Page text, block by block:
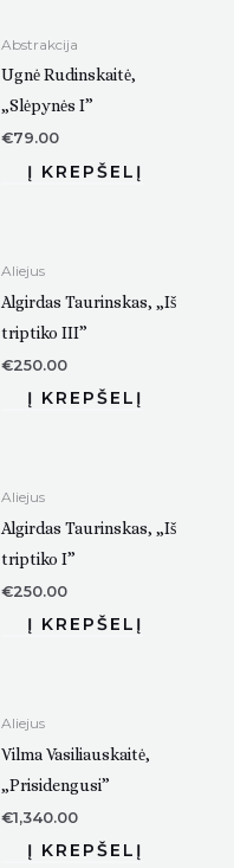
Abstrakcija
Ugnė Rudinskaitė,
„Slėpynės I”
€79.00
Aliejus
Algirdas Taurinskas, „Iš
triptiko III”
€250.00
Aliejus
Algirdas Taurinskas, „Iš
triptiko I”
€250.00
Aliejus
Vilma Vasiliauskaitė,
„Prisidengusi”
€1,340.00